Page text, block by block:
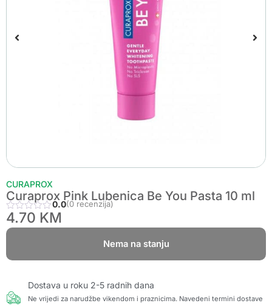
CURAPROX
Curaprox Pink Lubenica Be You Pasta 10 ml
0.0(0 recenzija)
4.70 KM
Nema na stanju
Dostava u roku 2-5 radnih dana
Ne vrijedi za narudžbe vikendom i praznicima. Navedeni termini dostave